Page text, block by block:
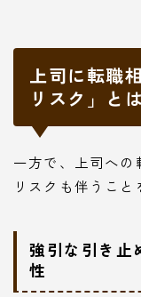
上司に転職
リスク」と
一方で、上司へ
リスクも伴うこと
強引な引き止
性